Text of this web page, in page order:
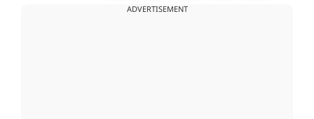
ADVERTISEMENT